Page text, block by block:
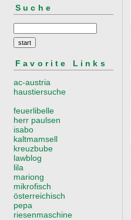
Suche
Favorite Links
ac-austria
haustiersuche
feuerlibelle
herr paulsen
isabo
kaltmamsell
kreuzbube
lawblog
lila
mariong
mikrofisch
österreichisch
pepa
riesenmaschine